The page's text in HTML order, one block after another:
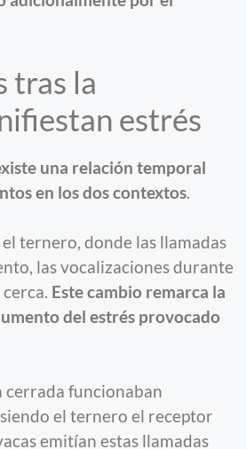
tras la
estrés
una relación temporal
en los dos contextos.
ternero, donde las llamadas
las vocalizaciones durante
Este cambio remarca la
del estrés provocado
cerrada funcionaban
el ternero el receptor
emitían estas llamadas